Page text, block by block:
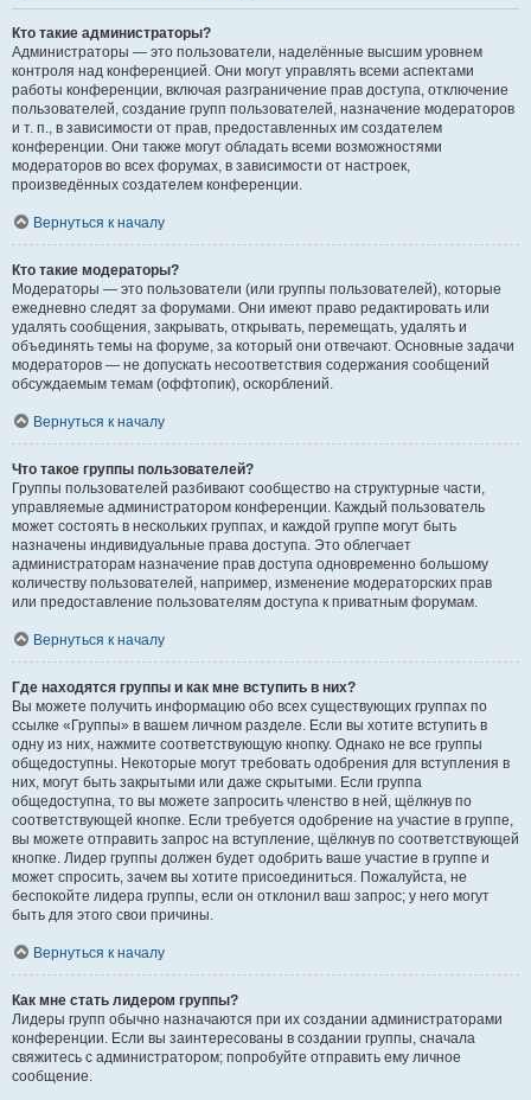
Кто такие администраторы?
Администраторы — это пользователи, наделённые высшим уровнем
контроля над конференцией. Они могут управлять всеми аспектами
работы конференции, включая разграничение прав доступа, отключение
пользователей, создание групп пользователей, назначение модераторов
и т. п., в зависимости от прав, предоставленных им создателем
конференции. Они также могут обладать всеми возможностями
модераторов во всех форумах, в зависимости от настроек,
произведённых создателем конференции.
Вернуться к началу
Кто такие модераторы?
Модераторы — это пользователи (или группы пользователей), которые
ежедневно следят за форумами. Они имеют право редактировать или
удалять сообщения, закрывать, открывать, перемещать, удалять и
объединять темы на форуме, за который они отвечают. Основные задачи
модераторов — не допускать несоответствия содержания сообщений
обсуждаемым темам (оффтопик), оскорблений.
Вернуться к началу
Что такое группы пользователей?
Группы пользователей разбивают сообщество на структурные части,
управляемые администратором конференции. Каждый пользователь
может состоять в нескольких группах, и каждой группе могут быть
назначены индивидуальные права доступа. Это облегчает
администраторам назначение прав доступа одновременно большому
количеству пользователей, например, изменение модераторских прав
или предоставление пользователям доступа к приватным форумам.
Вернуться к началу
Где находятся группы и как мне вступить в них?
Вы можете получить информацию обо всех существующих группах по
ссылке «Группы» в вашем личном разделе. Если вы хотите вступить в
одну из них, нажмите соответствующую кнопку. Однако не все группы
общедоступны. Некоторые могут требовать одобрения для вступления в
них, могут быть закрытыми или даже скрытыми. Если группа
общедоступна, то вы можете запросить членство в ней, щёлкнув по
соответствующей кнопке. Если требуется одобрение на участие в группе,
вы можете отправить запрос на вступление, щёлкнув по соответствующей
кнопке. Лидер группы должен будет одобрить ваше участие в группе и
может спросить, зачем вы хотите присоединиться. Пожалуйста, не
беспокойте лидера группы, если он отклонил ваш запрос; у него могут
быть для этого свои причины.
Вернуться к началу
Как мне стать лидером группы?
Лидеры групп обычно назначаются при их создании администраторами
конференции. Если вы заинтересованы в создании группы, сначала
свяжитесь с администратором; попробуйте отправить ему личное
сообщение.